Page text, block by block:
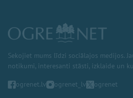
Sekojiet mums līdzi sociālajos medijos.
notikumi, interesanti stāsti, izklaide un
ogrenet.lv ogrenet_lv ogrenet